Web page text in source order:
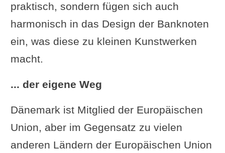
praktisch, sondern fügen sich auch
harmonisch in das Design der Banknoten
ein, was diese zu kleinen Kunstwerken
macht.
... der eigene Weg
Dänemark ist Mitglied der Europäischen
Union, aber im Gegensatz zu vielen
anderen Ländern der Europäischen Union